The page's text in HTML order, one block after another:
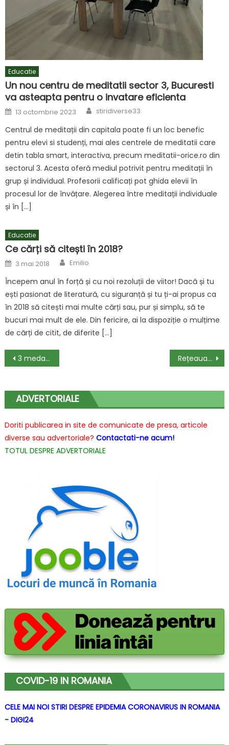
Educatie
Un nou centru de meditatii sector 3, Bucuresti
va asteapta pentru o invatare eficienta
Posted
on
13 octombrie 2023 Author
stiridiverse33
Centrul de meditații din capitala poate fi un loc benefic
pentru elevi si studenți, mai ales centrele de meditatii care
detin tabla smart, interactiva, precum meditatii-orice.ro din
sectorul 3. Acesta oferă mediul potrivit pentru meditații în
grup și individual. Profesorii calificați pot ghida elevii în
procesul lor de învățare. Alegerea între meditații individuale
și în […]
Educatie
Ce cărți să citești în 2018?
Posted
on
3 mai 2018 Author
Emilio
Începem anul în forță și cu noi rezoluții de viitor! Dacă și tu
ești pasionat de literatură, cu siguranță și tu ți-ai propus ca
în 2018 să citești mai multe cărți sau, pur și simplu, să te
bucuri mai mult de ele. Din fericire, ai la dispoziție o mulțime
de cărți de citit, de diferite […]
Navigare
articole
3 medalii de aur si 5 medalii de argint pentru Centrul Alexandru Proca la RoSEF 2020 Rețeaua Medicală WELLBORN oferă 12 proceduri de Fertilizare in Vitro gratuite prin Campania “ȘI TU POȚI DEVENI PĂRINTE!”
ADVERTORIALE
Doriti publicarea in site de comunicate de presa, articole
diverse sau advertoriale? Contactati-ne acum!
TOTUL DESPRE ADVERTORIALE
COVID-19 IN ROMANIA
CELE MAI NOI STIRI DESPRE EPIDEMIA CORONAVIRUS IN ROMANIA
- DIGI24